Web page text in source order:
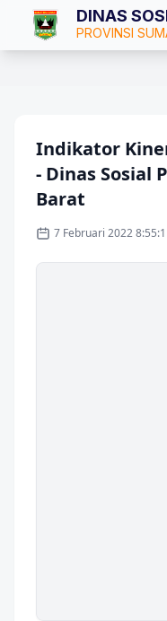
DINAS
PROVINSI
Indikator
- Dinas Sosial
Barat
7 Februari 2022 8:55:1